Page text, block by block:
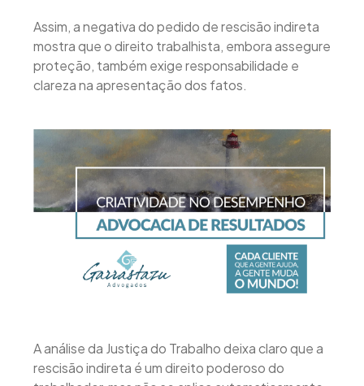
Assim, a negativa do pedido de rescisão indireta
mostra que o direito trabalhista, embora assegure
proteção, também exige responsabilidade e
clareza na apresentação dos fatos.
A análise da Justiça do Trabalho deixa claro que a
rescisão indireta é um direito poderoso do